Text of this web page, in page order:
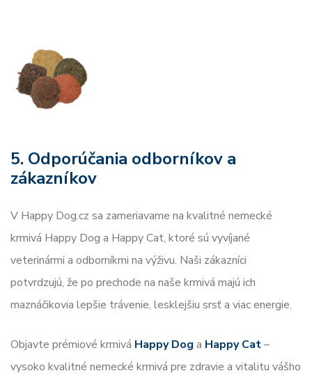
5. Odporúčania odborníkov a
zákazníkov
V Happy Dog.cz sa zameriavame na kvalitné nemecké
krmivá Happy Dog a Happy Cat, ktoré sú vyvíjané
veterinármi a odborníkmi na výživu. Naši zákazníci
potvrdzujú, že po prechode na naše krmivá majú ich
maznáčikovia lepšie trávenie, lesklejšiu srsť a viac energie.
Objavte prémiové krmivá Happy Dog a Happy Cat–
vysoko kvalitné nemecké krmivá pre zdravie a vitalitu vášho